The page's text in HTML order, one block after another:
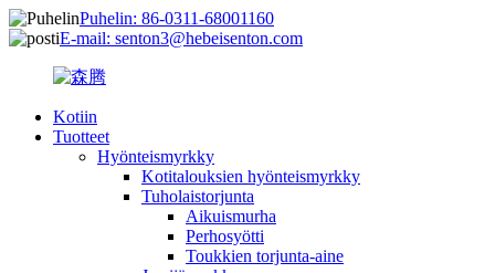
Puhelin: 86-0311-68001160
E-mail: senton3@hebeisenton.com
Kotiin
Tuotteet
Hyönteismyrkky
Kotitalouksien hyönteismyrkky
Tuholaistorjunta
Aikuismurha
Perhosyötti
Toukkien torjunta-aine